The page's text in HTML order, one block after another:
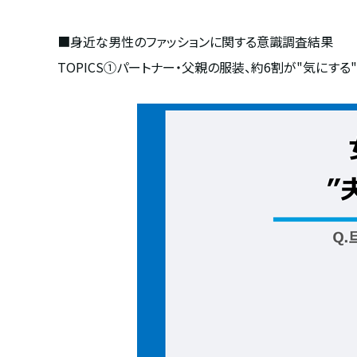
■身近な男性のファッションに関する意識調査結果
TOPICS①パートナー・父親の服装、約6割が"気にする"